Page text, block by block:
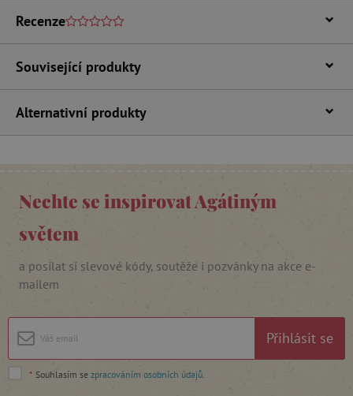
Recenze
Související produkty
Alternativní produkty
Nechte se inspirovat Agátiným
světem
a posílat si slevové kódy, soutěže i pozvánky na akce e-
mailem
Přihlásit se
* Souhlasím se zpracováním osobních údajů
.agatinsvet.cz